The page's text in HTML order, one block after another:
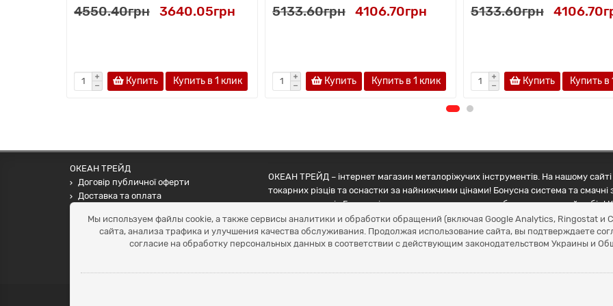
4550.40грн 3640.05грн
Купить Купить в 1 клик
5133.60грн 4106.70грн
Купить Купить в 1 клик
5133.60грн
Купить Купить в
ОКЕАН ТРЕЙД
Договір публичної оферти
Доставка та оплата
Умови повернення
+38 (099) 452-20-02
ОКЕАН ТРЕЙД – інтернет магазин металоріжучих інструментів. На нашому
токарних різців та оснастки за найнижчими цінами! Бонусна система та
наших партнерів Грамотні менеджери допоможуть зробити правильний вибір!
Мы используем файлы cookie, а также сервисы аналитики и обработки обращений (включая Google Analytics, Ringostat и
сайта, анализа трафика и улучшения качества обслуживания. Продолжая использование сайта, вы подтверждаете
согласие на обработку персональных данных в соответствии с действующим законодательством Украины и